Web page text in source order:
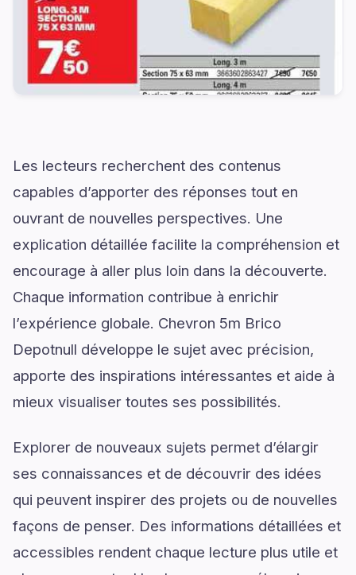
Les lecteurs recherchent des contenus
capables d’apporter des réponses tout en
ouvrant de nouvelles perspectives. Une
explication détaillée facilite la compréhension et
encourage à aller plus loin dans la découverte.
Chaque information contribue à enrichir
l’expérience globale. Chevron 5m Brico
Depotnull développe le sujet avec précision,
apporte des inspirations intéressantes et aide à
mieux visualiser toutes ses possibilités.
Explorer de nouveaux sujets permet d’élargir
ses connaissances et de découvrir des idées
qui peuvent inspirer des projets ou de nouvelles
façons de penser. Des informations détaillées et
accessibles rendent chaque lecture plus utile et